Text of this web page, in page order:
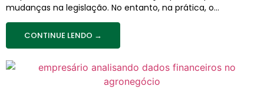
mudanças na legislação. No entanto, na prática, o...
CONTINUE LENDO →